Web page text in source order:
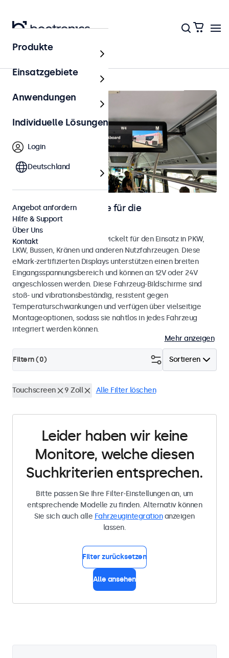
Startseite
Touchscreen-Monitore für die
Fahrzeugintegration
Touchscreen-Monitore, entwickelt für den Einsatz in PKW,
LKW, Bussen, Kränen und anderen Nutzfahrzeugen. Diese
eMark-zertifizierten Displays unterstützen einen breiten
Eingangsspannungsbereich und können an 12V oder 24V
angeschlossen werden. Diese Fahrzeug-Bildschirme sind
stoß- und vibrationsbeständig, resistent gegen
Temperaturschwankungen und verfügen über vielseitige
Montageoptionen, sodass sie nahtlos in jedes Fahrzeug
integriert werden können.
Mehr anzeigen
Sortieren
Filtern (0)
Touchscreen 9 Zoll Alle Filter löschen
Leider haben wir keine
Monitore, welche diesen
Suchkriterien entsprechen.
Bitte passen Sie Ihre Filter-Einstellungen an, um
entsprechende Modelle zu finden. Alternativ können
Sie sich auch alle Fahrzeugintegrationanzeigen
lassen.
Filter zurücksetzen
Alle ansehen
Produkte
Einsatzgebiete
Anwendungen
Individuelle Lösungen
Login
Deutschland
Angebot anfordern
Hilfe & Support
Über Uns
Kontakt